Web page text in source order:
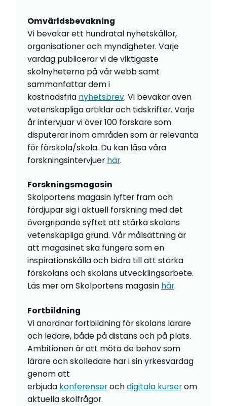
Omvärldsbevakning
Vi bevakar ett hundratal nyhetskällor,
organisationer och myndigheter. Varje
vardag publicerar vi de viktigaste
skolnyheterna på vår webb samt
sammanfattar dem i
kostnadsfria nyhetsbrev. Vi bevakar även
vetenskapliga artiklar och tidskrifter. Varje
år intervjuar vi över 100 forskare som
disputerar inom områden som är relevanta
för förskola/skola. Du kan läsa våra
forskningsintervjuer här.
Forskningsmagasin
Skolportens magasin lyfter fram och
fördjupar sig i aktuell forskning med det
övergripande syftet att stärka skolans
vetenskapliga grund. Vår målsättning är
att magasinet ska fungera som en
inspirationskälla och bidra till att stärka
förskolans och skolans utvecklingsarbete.
Läs mer om Skolportens magasin här.
Fortbildning
Vi anordnar fortbildning för skolans lärare
och ledare, både på distans och på plats.
Ambitionen är att möta de behov som
lärare och skolledare har i sin yrkesvardag
genom att
erbjuda konferenserochdigitala kurserom
aktuella skolfrågor.